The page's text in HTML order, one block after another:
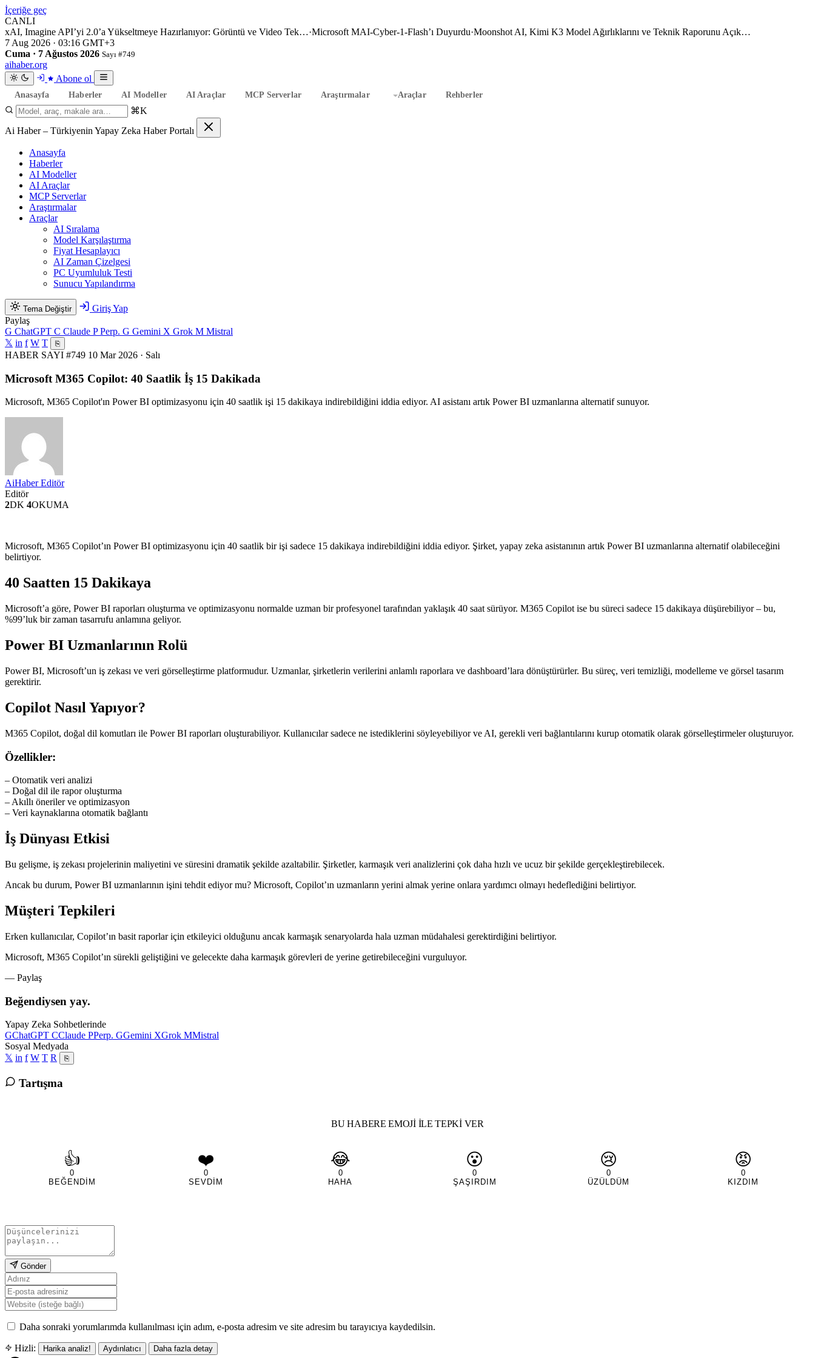
İçeriğe geç
CANLI
xAI, Imagine API’yi 2.0’a Yükseltmeye Hazırlanıyor: Görüntü ve Video Tek…·Microsoft MAI-Cyber-1-Flash’ı Duyurdu·Moonshot AI, Kimi K3 Model Ağırlıklarını ve Teknik Raporunu Açık…
7 Aug 2026 · 03:16 GMT+3
Cuma · 7 Ağustos 2026 Sayı #749
aihaber.org
Abone ol
Anasayfa Haberler AI Modeller AI Araçlar MCP Serverlar Araştırmalar Araçlar Rehberler
⌘K
Ai Haber – Türkiyenin Yapay Zeka Haber Portalı
Anasayfa
Haberler
AI Modeller
AI Araçlar
MCP Serverlar
Araştırmalar
Araçlar
AI Sıralama
Model Karşılaştırma
Fiyat Hesaplayıcı
AI Zaman Çizelgesi
PC Uyumluluk Testi
Sunucu Yapılandırma
Tema Değiştir
Giriş Yap
Paylaş
G ChatGPT C Claude P Perp. G Gemini X Grok M Mistral
𝕏 in f W T ⎘
HABER SAYI #749 10 Mar 2026 · Salı
Microsoft M365 Copilot: 40 Saatlik İş 15 Dakikada
Microsoft, M365 Copilot'ın Power BI optimizasyonu için 40 saatlik işi 15 dakikaya indirebildiğini iddia ediyor. AI asistanı artık Power BI uzmanlarına alternatif sunuyor.
AiHaber Editör
Editör
2DK 4OKUMA
Microsoft, M365 Copilot’ın Power BI optimizasyonu için 40 saatlik bir işi sadece 15 dakikaya indirebildiğini iddia ediyor. Şirket, yapay zeka asistanının artık Power BI uzmanlarına alternatif olabileceğini
belirtiyor.
40 Saatten 15 Dakikaya
Microsoft’a göre, Power BI raporları oluşturma ve optimizasyonu normalde uzman bir profesyonel tarafından yaklaşık 40 saat sürüyor. M365 Copilot ise bu süreci sadece 15 dakikaya düşürebiliyor – bu,
%99’luk bir zaman tasarrufu anlamına geliyor.
Power BI Uzmanlarının Rolü
Power BI, Microsoft’un iş zekası ve veri görselleştirme platformudur. Uzmanlar, şirketlerin verilerini anlamlı raporlara ve dashboard’lara dönüştürürler. Bu süreç, veri temizliği, modelleme ve görsel tasarım
gerektirir.
Copilot Nasıl Yapıyor?
M365 Copilot, doğal dil komutları ile Power BI raporları oluşturabiliyor. Kullanıcılar sadece ne istediklerini söyleyebiliyor ve AI, gerekli veri bağlantılarını kurup otomatik olarak görselleştirmeler oluşturuyor.
Özellikler:
– Otomatik veri analizi
– Doğal dil ile rapor oluşturma
– Akıllı öneriler ve optimizasyon
– Veri kaynaklarına otomatik bağlantı
İş Dünyası Etkisi
Bu gelişme, iş zekası projelerinin maliyetini ve süresini dramatik şekilde azaltabilir. Şirketler, karmaşık veri analizlerini çok daha hızlı ve ucuz bir şekilde gerçekleştirebilecek.
Ancak bu durum, Power BI uzmanlarının işini tehdit ediyor mu? Microsoft, Copilot’ın uzmanların yerini almak yerine onlara yardımcı olmayı hedeflediğini belirtiyor.
Müşteri Tepkileri
Erken kullanıcılar, Copilot’ın basit raporlar için etkileyici olduğunu ancak karmaşık senaryolarda hala uzman müdahalesi gerektirdiğini belirtiyor.
Microsoft, M365 Copilot’ın sürekli geliştiğini ve gelecekte daha karmaşık görevleri de yerine getirebileceğini vurguluyor.
— Paylaş
Beğendiysen yay.
Yapay Zeka Sohbetlerinde
GChatGPT CClaude PPerp. GGemini XGrok MMistral
Sosyal Medyada
𝕏 in f W T R ⎘
Tartışma
BU HABERE EMOJI ILE TEPKI VER
👍
0
BEĞENDIM
❤️
0
SEVDIM
😂
0
HAHA
😮
0
ŞAŞIRDIM
😢
0
ÜZÜLDÜM
😡
0
KIZDIM
Gönder
Daha sonraki yorumlarımda kullanılması için adım, e-posta adresim ve site adresim bu tarayıcıya kaydedilsin.
Hizli: Harika analiz! Aydınlatıcı Daha fazla detay